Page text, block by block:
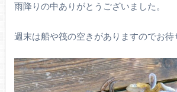
雨降りの中ありがとうございました。
週末は船や筏の空きがありますのでお待